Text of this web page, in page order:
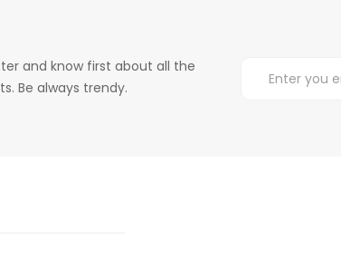
and know first about all the
Be always trendy.